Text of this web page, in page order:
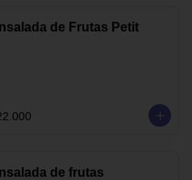
de Frutas Petit
de frutas